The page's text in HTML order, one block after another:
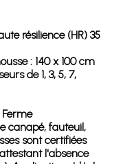
résilience (HR) 35
: 140 x 100 cm
de 1, 3, 5, 7,
Ferme
canapé, fauteuil,
sont certifiées
l'absence